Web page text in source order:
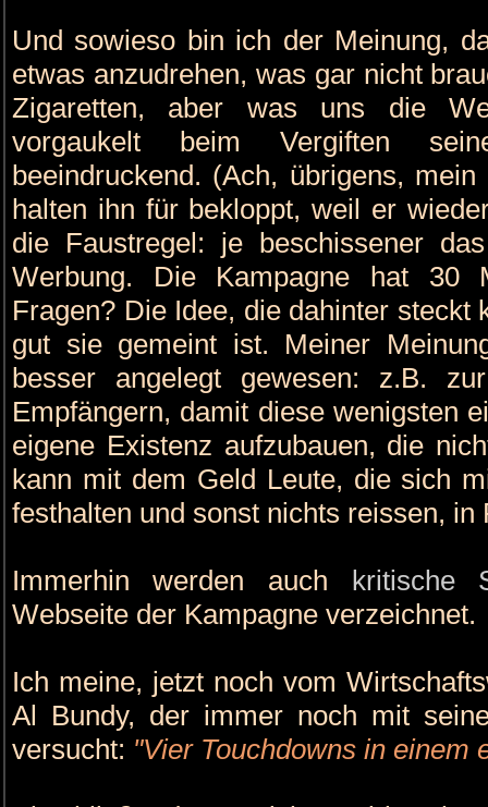
Und sowieso bin ich der Meinung,
etwas anzudrehen, was gar nicht
Zigaretten, aber was uns die
vorgaukelt beim Vergiften
beeindruckend. (Ach, übrigens, mein
halten ihn für bekloppt, weil er
die Faustregel: je beschissener
Werbung. Die Kampagne hat 30
Fragen? Die Idee, die dahinter
gut sie gemeint ist. Meiner
besser angelegt gewesen: z.B.
Empfängern, damit diese wenigsten
eigene Existenz aufzubauen, die
kann mit dem Geld Leute, die sich
festhalten und sonst nichts reissen, in
Immerhin werden auch kritische
Webseite der Kampagne verzeichnet.
Ich meine, jetzt noch vom
Al Bundy, der immer noch mit
versucht: "Vier Touchdowns in einem